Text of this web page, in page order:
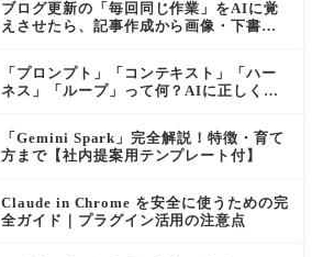
ブログ更新の「毎回同じ作業」をAIに覚
えさせたら、記事作成から画像・下書き
「プロンプト」「コンテキスト」「ハー
ネス」「ループ」って何？AIに正しく伝
「Gemini Spark」完全解説！特徴・育て
方まで【社内提案用テンプレート付】
Claude in Chrome を安全に使うための完
全ガイド｜プラグイン活用の注意点